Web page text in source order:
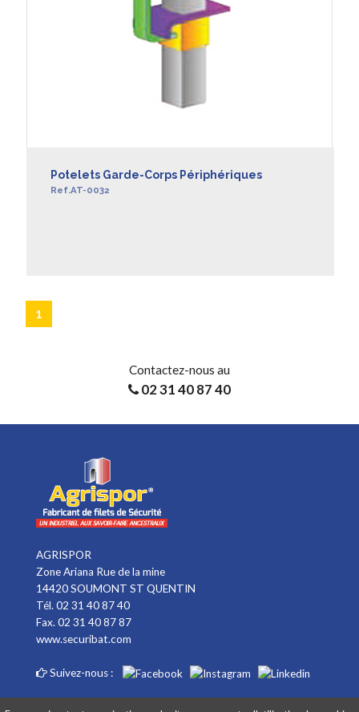
Potelets Garde-Corps Périphériques
Ref.AT-0032
1
Contactez-nous au
02 31 40 87 40
AGRISPOR
Zone Ariana Rue de la mine
14420 SOUMONT ST QUENTIN
Tél. 02 31 40 87 40
Fax. 02 31 40 87 87
www.securibat.com
Suivez-nous :